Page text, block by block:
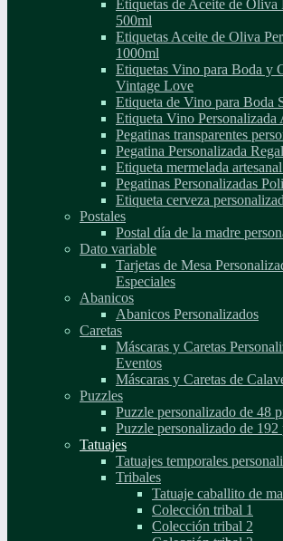
Etiquetas de Aceite de Oliva
500ml
Etiquetas Aceite de Oliva
1000ml
Etiquetas Vino para Boda y
Vintage Love
Etiqueta de Vino para Boda
Etiqueta Vino
Pegatinas transparentes
Pegatina Personalizada
Etiqueta mermelada artesanal
Pegatinas Personalizadas
Etiqueta cerveza
Postales
Postal día de la madre
Dato variable
Tarjetas de Mesa
Especiales
Abanicos
Abanicos Personalizados
Caretas
Máscaras y Caretas
Eventos
Máscaras y Caretas de
Puzzles
Puzzle personalizado de 48
Puzzle personalizado de 192
Tatuajes
Tatuajes temporales
Tribales
Tatuaje caballito de
Colección tribal 1
Colección tribal 2